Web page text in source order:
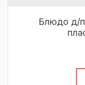
Блюдо д/